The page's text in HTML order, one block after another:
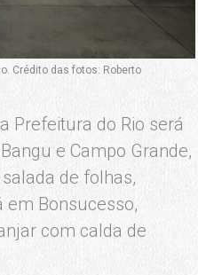
Crédito das fotos: Roberto
Prefeitura do Rio será
e Campo Grande,
de folhas,
em Bonsucesso,
com calda de